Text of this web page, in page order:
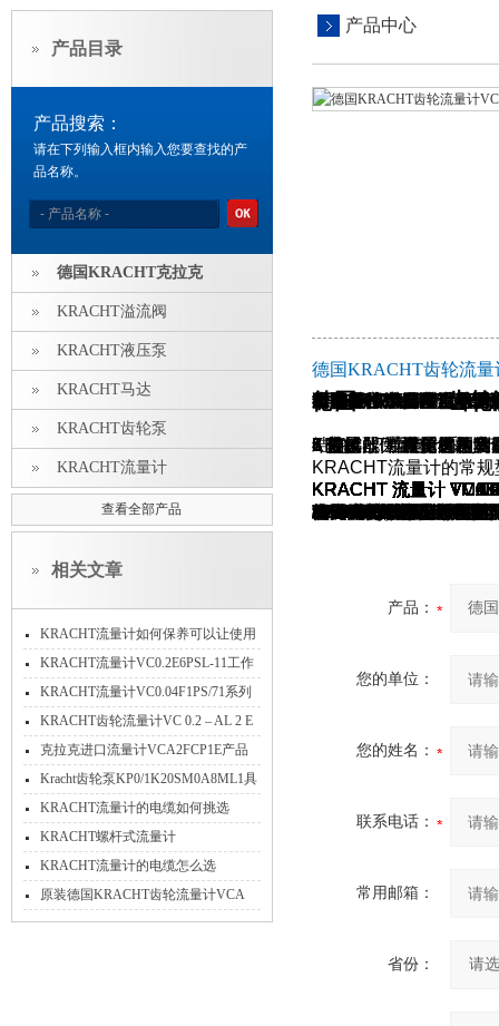
产品目录
产品搜索：
请在下列输入框内输入您要查找的产
品名称。
德国KRACHT克拉克
KRACHT溢流阀
KRACHT液压泵
KRACHT马达
KRACHT齿轮泵
KRACHT流量计
查看全部产品
相关文章
KRACHT流量计如何保养可以让使用
时间久一些？
KRACHT流量计VC0.2E6PSL-11工作
原理
KRACHT流量计VC0.04F1PS/71系列
产品介绍
KRACHT齿轮流量计VC 0.2 – AL 2 E
的工作原理
克拉克进口流量计VCA2FCP1E产品
技术特点全介绍
Kracht齿轮泵KP0/1K20SM0A8ML1具
体描述
KRACHT流量计的电缆如何挑选
KRACHT螺杆式流量计
SVC10A1G1L1SVT
KRACHT流量计的电缆怎么选
原装德国KRACHT齿轮流量计VCA
0.2EBR1现货当天发货
产品中心
德国KRACHT齿轮流量
德国KRACHT齿
上海维特锐公司秉承诚信经营的理念，本着一切按客户的实际需求而经
KRACHT流量计是容积式流量计的一种，用于精密的连续
调查中国市场内汽车测
1. 德国KRACHT
德国KRACHT克拉克流
1. 同规格产品优惠
2. 偏差小，精度可达千
3. 支持技术选型，可
KRACHT流量计系列产
结构 功能
1 壳体 根据齿轮马达
2 盖板 齿轮在测量腔
3 齿轮 齿轮的运动由
4 前置放大器 传感器室
5 连接器 当计量机构
6 传感器 通过前置放大
7 轴承配件 双通道检测
KRACHT流量计的常规
KRACHT 流量计 VCA
KRACHT 流量计
KRACHT 流量计
KRACHT 流量计 VC 1
KRACHT 流量计 VC
KRACHT 流量计
KRACHT 流量计 VCA
KRACHT 流量计 VC
KRACHT 流量计
KRACHT 流量计
KRACHT 流量计 VCA
KRACHT 流量计 VC
KRACHT 流量计
KRACHT 流量计
KRACHT 流量计
KRACHT 流量计
KRACHT 流量计
上海维特锐实业发展有限公司服务优良，信誉保证。本公司德国设有分公司，有欧美品牌
项目支持：
德国 KRACHT 克拉克（流量计、指示器可提供现场选型配套技术支持,齿轮泵， 阀，备件采购价格有优势）
德国 VSE 威仕 （流量
另外还有很多品牌也很
Beinlich百利泵（可提
RICKMEIER瑞克梅尔
MTS传感器
TEMPOSONICS传感器
MEISTER流量开关
KOBOLD流量计、温度
ATOS液压电磁阀、泵
REXROTH力士乐液压
HYDAC贺德克过滤器
DANFOSS丹佛斯压力
P+F倍加福传感器、安
ACE 工业弹簧、缓冲
产品：
您的单位：
您的姓名：
联系电话：
常用邮箱：
省份：